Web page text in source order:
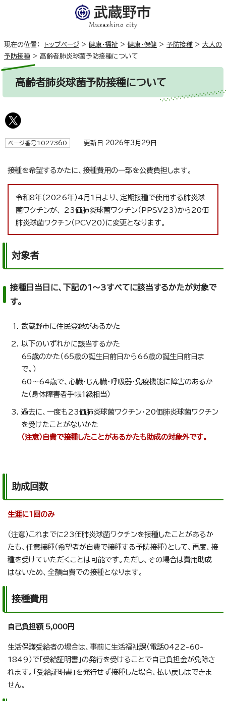
現在の位置： トップページ > 健康・福祉 > 健康・保健 > 予防接種 > 大人の
予防接種 > 高齢者肺炎球菌予防接種について
高齢者肺炎球菌予防接種について
ページ番号1027360 更新日 2026年3月29日
接種を希望するかたに、接種費用の一部を公費負担します。
令和8年（2026年）4月1日より、定期接種で使用する肺炎球
菌ワクチンが、 23価肺炎球菌ワクチン（PPSV23）から20価
肺炎球菌ワクチン（PCV20）に変更となります。
対象者
接種日当日に、下記の1～3すべてに該当するかたが対象で
す。
武蔵野市に住民登録があるかた
以下のいずれかに該当するかた
65歳のかた（65歳の誕生日前日から66歳の誕生日前日ま
で。）
60～64歳で、心臓・じん臓・呼吸器・免疫機能に障害のあるか
た（身体障害者手帳1級相当）
過去に、一度も23価肺炎球菌ワクチン・20価肺炎球菌ワクチン
を受けたことがないかた
（注意）自費で接種したことがあるかたも助成の対象外です。
助成回数
生涯に1回のみ
（注意）これまでに23価肺炎球菌ワクチンを接種したことがあるか
たも、任意接種（希望者が自費で接種する予防接種）として、再度、接
種を受けていただくことは可能です。ただし、その場合は費用助成
はないため、全額自費での接種となります。
接種費用
自己負担額 5,000円
生活保護受給者の場合は、事前に生活福祉課（電話0422-60-
1849）で「受給証明書」の発行を受けることで自己負担金が免除さ
れます。「受給証明書」を発行せず接種した場合、払い戻しはできま
せん。